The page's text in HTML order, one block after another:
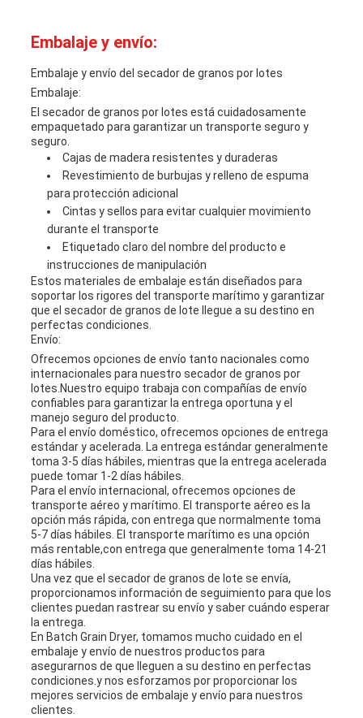
Embalaje y envío:
Embalaje y envío del secador de granos por lotes
Embalaje:
El secador de granos por lotes está cuidadosamente
empaquetado para garantizar un transporte seguro y
seguro.
Cajas de madera resistentes y duraderas
Revestimiento de burbujas y relleno de espuma
para protección adicional
Cintas y sellos para evitar cualquier movimiento
durante el transporte
Etiquetado claro del nombre del producto e
instrucciones de manipulación
Estos materiales de embalaje están diseñados para
soportar los rigores del transporte marítimo y garantizar
que el secador de granos de lote llegue a su destino en
perfectas condiciones.
Envío:
Ofrecemos opciones de envío tanto nacionales como
internacionales para nuestro secador de granos por
lotes.Nuestro equipo trabaja con compañías de envío
confiables para garantizar la entrega oportuna y el
manejo seguro del producto.
Para el envío doméstico, ofrecemos opciones de entrega
estándar y acelerada. La entrega estándar generalmente
toma 3-5 días hábiles, mientras que la entrega acelerada
puede tomar 1-2 días hábiles.
Para el envío internacional, ofrecemos opciones de
transporte aéreo y marítimo. El transporte aéreo es la
opción más rápida, con entrega que normalmente toma
5-7 días hábiles. El transporte marítimo es una opción
más rentable,con entrega que generalmente toma 14-21
días hábiles.
Una vez que el secador de granos de lote se envía,
proporcionamos información de seguimiento para que los
clientes puedan rastrear su envío y saber cuándo esperar
la entrega.
En Batch Grain Dryer, tomamos mucho cuidado en el
embalaje y envío de nuestros productos para
asegurarnos de que lleguen a su destino en perfectas
condiciones.y nos esforzamos por proporcionar los
mejores servicios de embalaje y envío para nuestros
clientes.